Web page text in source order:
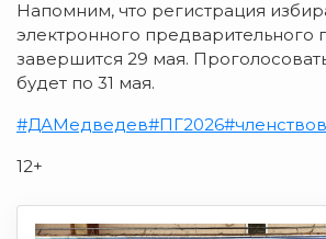
Напомним, что регистрация
электронного предварительного
завершится 29 мая.
будет по 31 мая.
#ДАМедведев#ПГ2026
12+